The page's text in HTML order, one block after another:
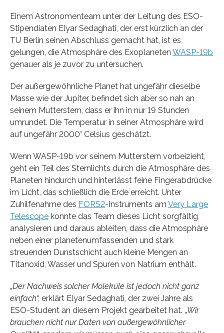
Einem Astronomenteam unter der Leitung des ESO-
Stipendiaten Elyar Sedaghati, der erst kürzlich an der
TU Berlin seinen Abschluss gemacht hat, ist es
gelungen, die Atmosphäre des Exoplaneten WASP-19b
genauer als je zuvor zu untersuchen.
Der außergewöhnliche Planet hat ungefähr dieselbe
Masse wie der Jupiter, befindet sich aber so nah an
seinem Mutterstern, dass er ihn in nur 19 Stunden
umrundet. Die Temperatur in seiner Atmosphäre wird
auf ungefähr 2000° Celsius geschätzt.
Wenn WASP-19b vor seinem Mutterstern vorbeizieht,
geht ein Teil des Sternlichts durch die Atmosphäre des
Planeten hindurch und hinterlässt feine Fingerabdrücke
im Licht, das schließlich die Erde erreicht. Unter
Zuhilfenahme des FORS2-Instruments am Very Large
Telescope konnte das Team dieses Licht sorgfältig
analysieren und daraus ableiten, dass die Atmosphäre
neben einer planetenumfassenden und stark
streuenden Dunstschicht auch kleine Mengen an
Titanoxid, Wasser und Spuren von Natrium enthält.
„Der Nachweis solcher Moleküle ist jedoch nicht ganz
einfach“, erklärt Elyar Sedaghati, der zwei Jahre als
ESO-Student an diesem Projekt gearbeitet hat. „Wir
brauchen nicht nur Daten von außergewöhnlicher